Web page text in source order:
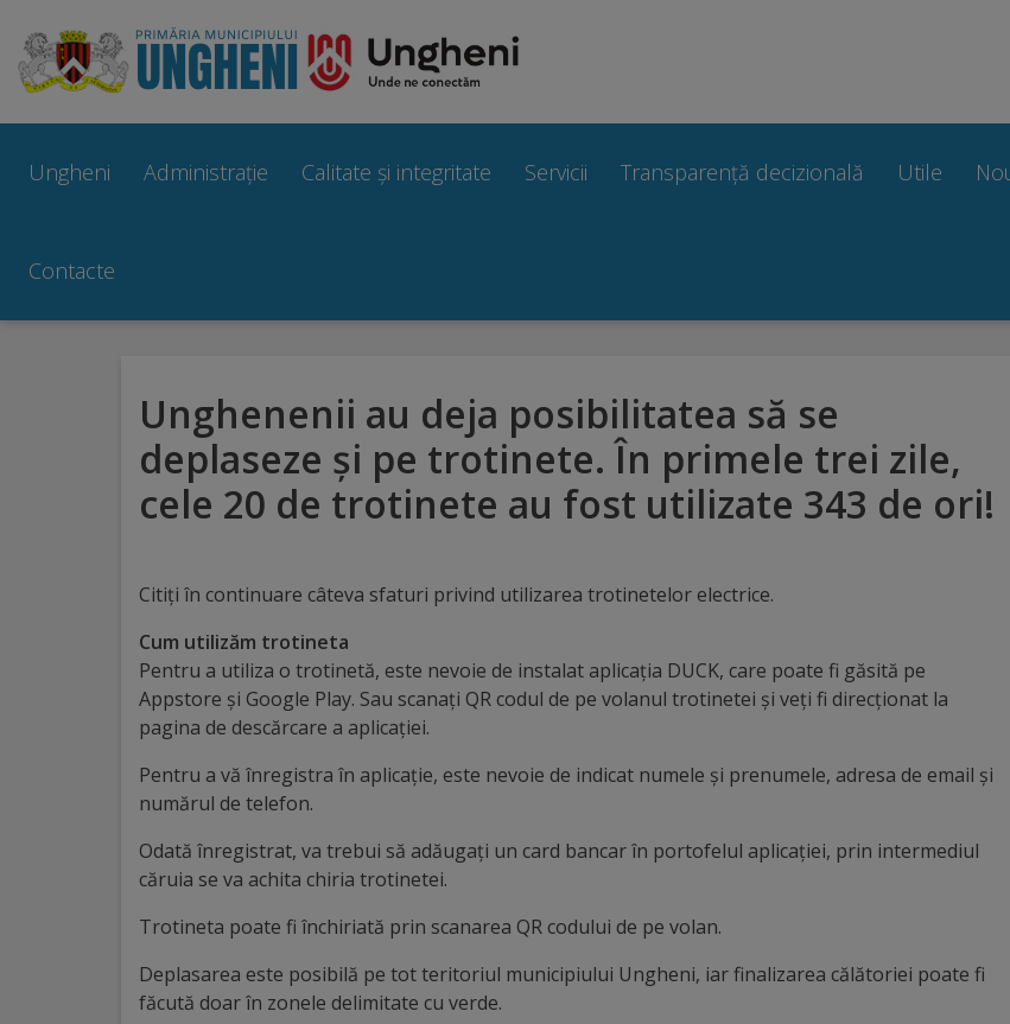
Ungheni
Prezentare
Simbolurile
orașului
brand
înfrățite
Distincții
Cetățeni
onoare
Deținători
titlului
„Merite
pentru
Ungheni”
Ungheni Administrație Calitate și integritate Servicii Transparență decizională Utile
Contacte
Unghenenii au deja posibilitatea să se
deplaseze și pe trotinete. În primele trei zile,
cele 20 de trotinete au fost utilizate 343 de ori!
Citiți în continuare câteva sfaturi privind utilizarea trotinetelor electrice.
Cum utilizăm trotineta
Pentru a utiliza o trotinetă, este nevoie de instalat aplicația DUCK, care poate fi găsită pe
Appstore și Google Play. Sau scanați QR codul de pe volanul trotinetei și veți fi direcționat la
pagina de descărcare a aplicației.
Pentru a vă înregistra în aplicație, este nevoie de indicat numele și prenumele, adresa de email și
numărul de telefon.
Odată înregistrat, va trebui să adăugați un card bancar în portofelul aplicației, prin intermediul
căruia se va achita chiria trotinetei.
Trotineta poate fi închiriată prin scanarea QR codului de pe volan.
Deplasarea este posibilă pe tot teritoriul municipiului Ungheni, iar finalizarea călătoriei poate fi
făcută doar în zonele delimitate cu verde.